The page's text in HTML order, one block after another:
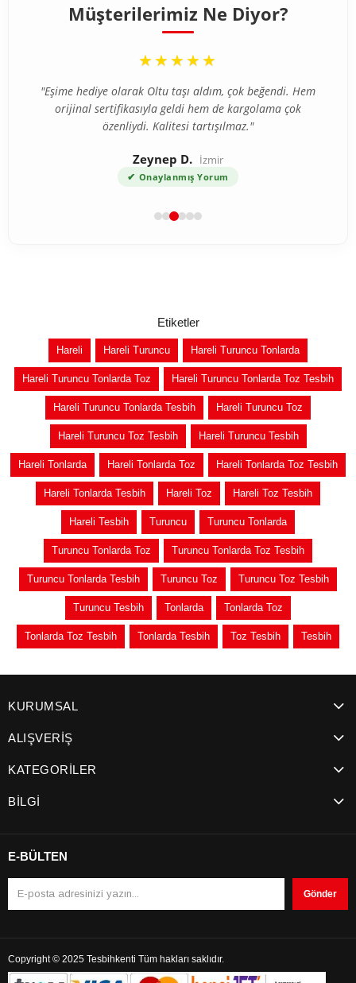
Müşterilerimiz Ne Diyor?
“
★★★★★
"Eşime hediye olarak Oltu taşı aldım, çok beğendi. Hem
orijinal sertifikasıyla geldi hem de kargolama çok
özenliydi. Kalitesi tartışılmaz."
Zeynep D. İzmir
✔ Onaylanmış Yorum
Etiketler
Hareli Hareli Turuncu Hareli Turuncu Tonlarda
Hareli Turuncu Tonlarda Toz Hareli Turuncu Tonlarda Toz Tesbih
Hareli Turuncu Tonlarda Tesbih Hareli Turuncu Toz
Hareli Turuncu Toz Tesbih Hareli Turuncu Tesbih
Hareli Tonlarda Hareli Tonlarda Toz Hareli Tonlarda Toz Tesbih
Hareli Tonlarda Tesbih Hareli Toz Hareli Toz Tesbih
Hareli Tesbih Turuncu Turuncu Tonlarda
Turuncu Tonlarda Toz Turuncu Tonlarda Toz Tesbih
Turuncu Tonlarda Tesbih Turuncu Toz Turuncu Toz Tesbih
Turuncu Tesbih Tonlarda Tonlarda Toz
Tonlarda Toz Tesbih Tonlarda Tesbih Toz Tesbih Tesbih
KURUMSAL
ALIŞVERİŞ
KATEGORİLER
BİLGİ
E-BÜLTEN
Gönder
Copyright © 2025 Tesbihkenti Tüm hakları saklıdır.